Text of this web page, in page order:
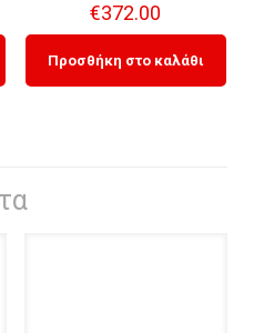
€372.00
Προσθήκη στο καλάθι